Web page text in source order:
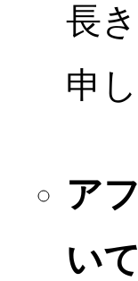
長
申
ア
いて